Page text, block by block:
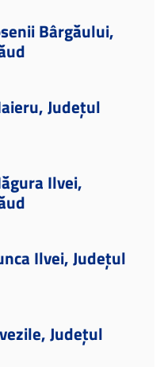
Bârgăului,
Județul
Ilvei,
Ilvei, Județul
Județul